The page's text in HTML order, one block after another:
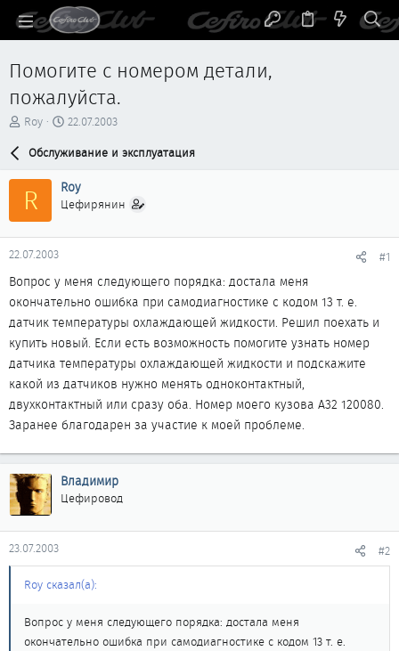
Помогите с номером детали,
пожалуйста.
А
р
т
м
ы
Roy
Д
т
н
а
а
22.07.2003
Обслуживание и эксплуатация
R Roy
Цефирянин
22.07.2003 #1
Вопрос у меня следующего порядка: достала меня
окончательно ошибка при самодиагностике с кодом 13 т. е.
датчик температуры охлаждающей жидкости. Решил поехать и
купить новый. Если есть возможность помогите узнать номер
датчика температуры охлаждающей жидкости и подскажите
какой из датчиков нужно менять одноконтактный,
двухконтактный или сразу оба. Номер моего кузова А32 120080.
Заранее благодарен за участие к моей проблеме.
Владимир
Цефировод
23.07.2003 #2
Roy сказал(а):
Вопрос у меня следующего порядка: достала меня
окончательно ошибка при самодиагностике с кодом 13 т. е.